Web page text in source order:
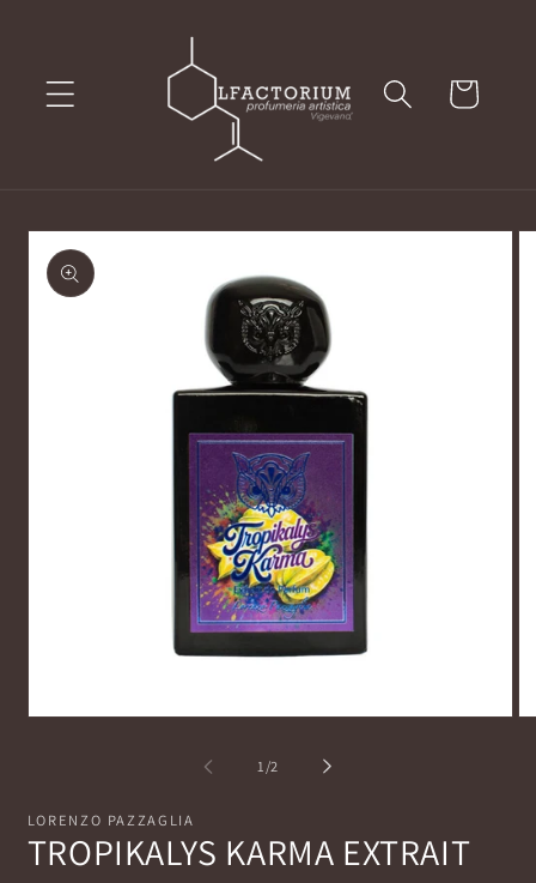
Carrello
Passa alle
informazioni
sul prodotto
finestra
1/su2
LORENZO PAZZAGLIA
TROPIKALYS KARMA EXTRAIT